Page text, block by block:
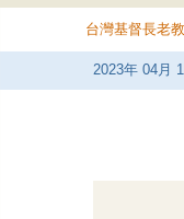
台灣基督長老
2023年 04月